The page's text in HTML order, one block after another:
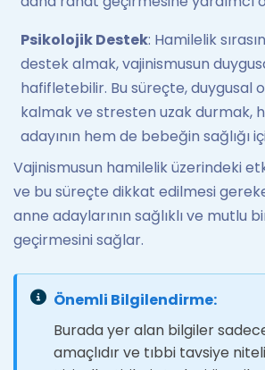
Psikolojik Destek: Hamilelik
destek almak, vajinismusun
hafifletebilir. Bu süreçte, duygusal
kalmak ve stresten uzak durmak,
adayının hem de bebeğin sağlığı
Vajinismusun hamilelik üzerindeki
ve bu süreçte dikkat edilmesi
anne adaylarının sağlıklı ve mutlu
geçirmesini sağlar.
Önemli Bilgilendirme:
Burada yer alan bilgiler
amaçlıdır ve tıbbi tavsiye